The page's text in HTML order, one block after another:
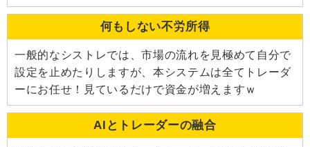
何もしない不労所得
一般的なシストレでは、市場の流れを見極めて自分で
設定を止めたりしますが、本システムは全てトレーダ
ーにお任せ！見ているだけで資金が増えますｗ
AIとトレーダーの融合